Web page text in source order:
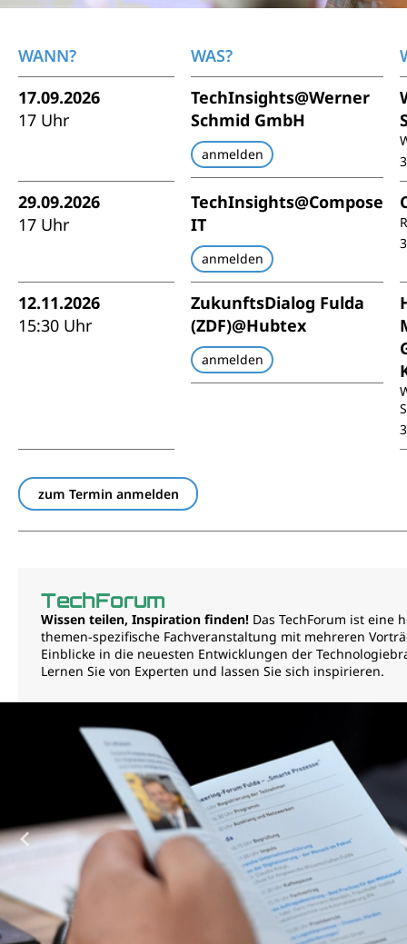
WANN? WAS?
17.09.2026
17 Uhr
TechInsights@Werner
Schmid GmbH
anmelden
29.09.2026
17 Uhr
TechInsights@Compose
IT
anmelden
12.11.2026
15:30 Uhr
ZukunftsDialog Fulda
(ZDF)@Hubtex
anmelden
zum Termin anmelden
TechForum
Wissen teilen, Inspiration finden! Das TechForum ist eine
themen-spezifische Fachveranstaltung mit mehreren
Einblicke in die neuesten Entwicklungen der
Lernen Sie von Experten und lassen Sie sich inspirieren.